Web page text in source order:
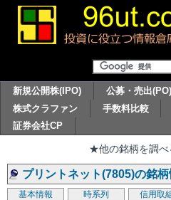
新規公開株(IPO) 公募・売出(PO)
株式クラファン
手数料比較
証券会社CP
★他の銘柄を調
プリントネット(7805)の銘柄
基本情報 時系列 信用取